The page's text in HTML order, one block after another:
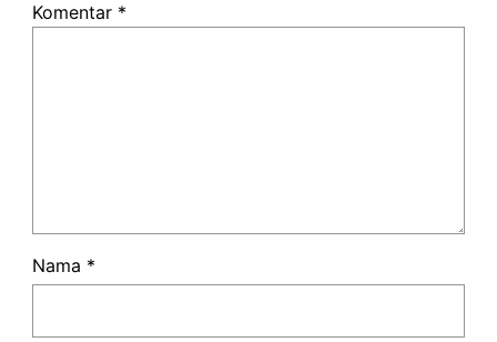
Komentar *
Nama *